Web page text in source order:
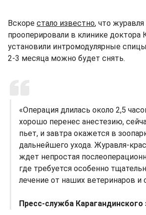
Вскоре стало известно, что
прооперировали в клинике
установили интромодулярные
2-3 месяца можно будет снять.
«Операция длилась около 2,5
хорошо перенес анестезию,
пьет, и завтра окажется в
дальнейшего ухода. Журавля-
ждет непростая
где требуется особенно
лечение от наших ветеринаров и
Пресс-служба Карагандинского